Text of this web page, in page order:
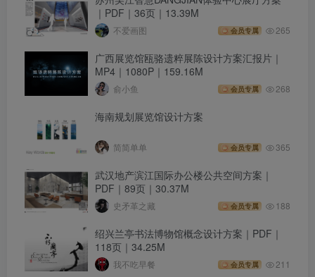
｜PDF｜36页｜13.39M
不爱画图 会员专属 265
广西展览馆瓯骆遗粹展陈设计方案汇报片｜
MP4｜1080P｜159.16M
俞小鱼 会员专属 268
海南规划展览馆设计方案
简简单单 会员专属 365
武汉地产滨江国际办公楼公共空间方案｜
PDF｜89页｜30.37M
史矛革之藏 会员专属 188
绍兴兰亭书法博物馆概念设计方案｜PDF｜
118页｜34.25M
我不吃早餐 会员专属 211